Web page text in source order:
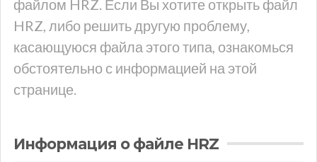
файлом HRZ. Если Вы хотите открыть файл
HRZ, либо решить другую проблему,
касающуюся файла этого типа, ознакомься
обстоятельно с информацией на этой
странице.
Информация о файле HRZ